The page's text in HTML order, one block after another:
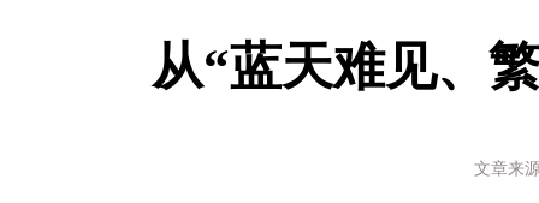
从“蓝天难见、
文章来